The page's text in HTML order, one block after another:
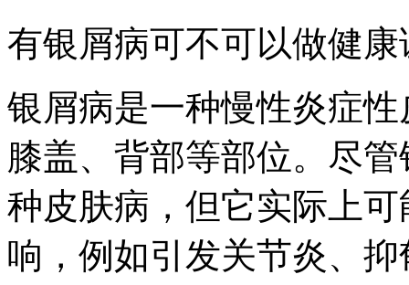
有银屑病可不可以做健康
银屑病是一种慢性炎症
膝盖、背部等部位。尽
种皮肤病，但它实际上
响，例如引发关节炎、